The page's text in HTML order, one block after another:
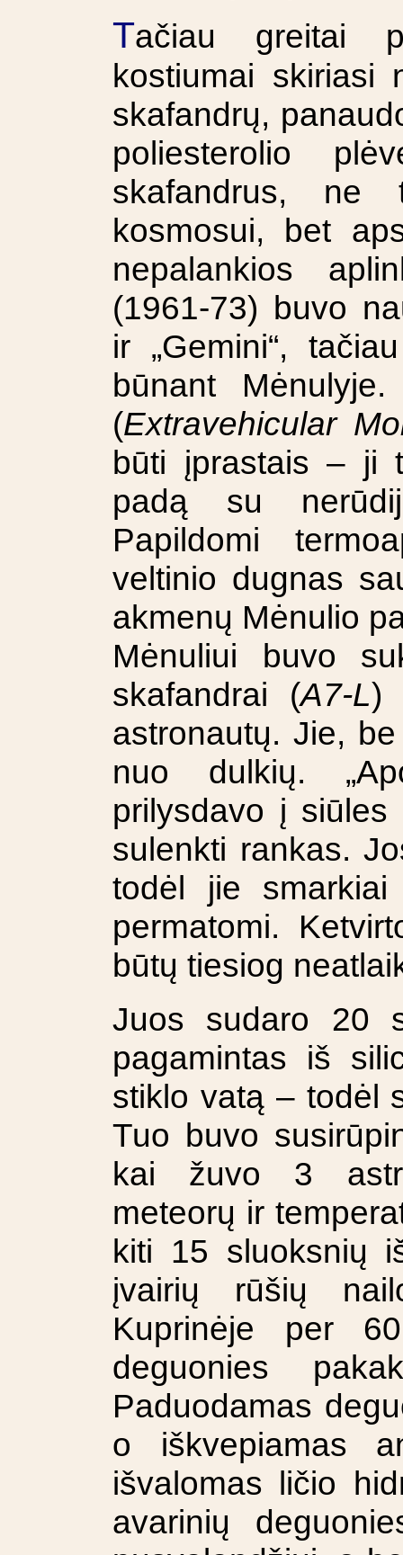
Tačiau greitai
kostiumai skiriasi
skafandrų,
poliesterolio
skafandrus, ne
kosmosui, bet
nepalankios
(1961-73) buvo
ir „Gemini“,
būnant
(Extravehicular
būti įprastais – ji
padą su
Papildomi
veltinio dugnas
akmenų Mėnulio
Mėnuliui buvo
skafandrai (A7-L)
astronautų. Jie,
nuo dulkių.
prilysdavo į
sulenkti rankas.
todėl jie
permatomi.
būtų tiesiog
Juos sudaro 20
pagamintas iš
stiklo vatą – todėl
Tuo buvo
kai žuvo 3
meteorų ir
kiti 15 sluoksnių
įvairių rūšių
Kuprinėje per
deguonies
Paduodamas
o iškvepiamas
išvalomas ličio
avarinių